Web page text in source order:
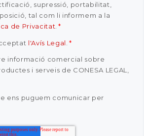
supressió, portabilitat,
tal com li informem a la
de Privacitat *
l'Avís Legal *
informació comercial sobre
i serveis de CONESA LEGAL,
ens puguem comunicar per